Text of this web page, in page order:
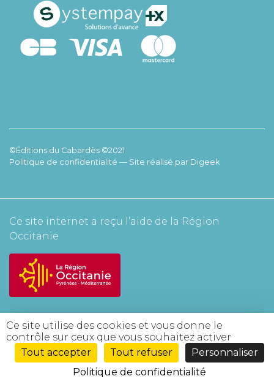
©Éditions du Cabardès ©2021
Politique de confidentialité — Site réalisé par Digeek
Ce site internet a reçu l’aide de la Région
Occitanie
Ce site utilise des cookies et vous donne le
contrôle sur ceux que vous souhaitez activer
Tout accepter
Tout refuser
Personnaliser
Politique de confidentialité